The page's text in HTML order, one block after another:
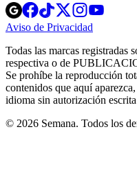
Opens
in
new
Opens
in
new
Opens
in
new
window
Opens
new
windowwindow
Aviso de Privacidad
new
window
Todas las marcas registradas
respectiva o de
Se prohíbe la reproducción
contenidos que aquí
idioma sin autorización
© 2026 Semana. Todos los